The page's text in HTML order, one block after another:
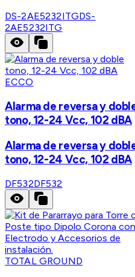
DS-2AE5232ITGDS-
2AE5232ITG
ECCO
Alarma de reversa y
tono, 12-24 Vcc, 102 dBA
Alarma de reversa y
tono, 12-24 Vcc, 102 dBA
DF532DF532
TOTAL GROUND